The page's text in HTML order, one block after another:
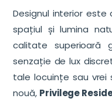
Designul interior
spațiul și lumina
calitate superioară
senzație de lux
tale locuințe sau
nouă, Privilege